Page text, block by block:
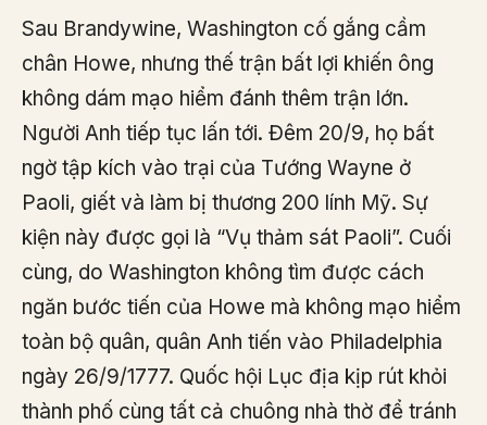
Sau Brandywine, Washington cố gắng cầm
chân Howe, nhưng thế trận bất lợi khiến ông
không dám mạo hiểm đánh thêm trận lớn.
Người Anh tiếp tục lấn tới. Đêm 20/9, họ bất
ngờ tập kích vào trại của Tướng Wayne ở
Paoli, giết và làm bị thương 200 lính Mỹ. Sự
kiện này được gọi là “Vụ thảm sát Paoli”. Cuối
cùng, do Washington không tìm được cách
ngăn bước tiến của Howe mà không mạo hiểm
toàn bộ quân, quân Anh tiến vào Philadelphia
ngày 26/9/1777. Quốc hội Lục địa kịp rút khỏi
thành phố cùng tất cả chuông nhà thờ để tránh